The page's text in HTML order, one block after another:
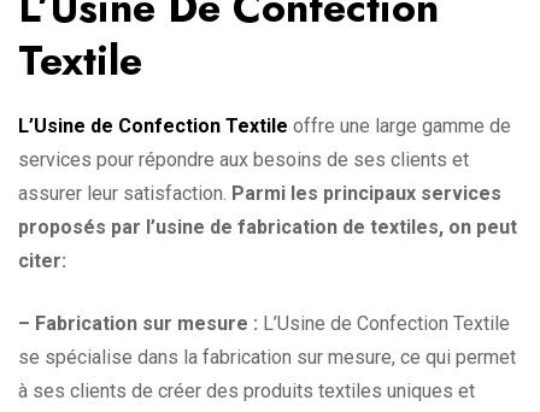
Textile
L’Usine de Confection Textile offre une large gamme de
services pour répondre aux besoins de ses clients et
assurer leur satisfaction. Parmi les principaux services
proposés par l’usine de fabrication de textiles, on peut
citer:
– Fabrication sur mesure : L’Usine de Confection Textile
se spécialise dans la fabrication sur mesure, ce qui permet
à ses clients de créer des produits textiles uniques et